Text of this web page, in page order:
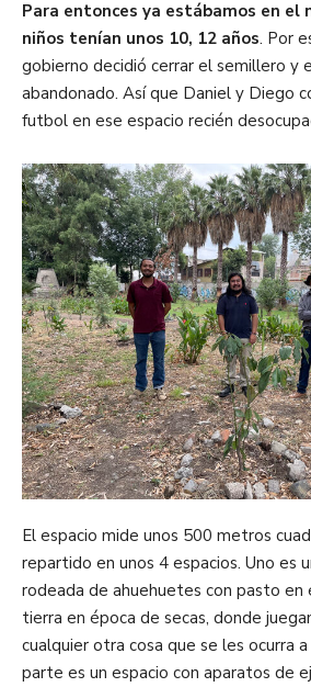
Para entonces ya estábamos en el
niños tenían unos 10, 12 años. Por
gobierno decidió cerrar el semillero y
abandonado. Así que Daniel y Diego
futbol en ese espacio recién
El espacio mide unos 500 metros
repartido en unos 4 espacios. Uno es
rodeada de ahuehuetes con pasto en
tierra en época de secas, donde
cualquier otra cosa que se les ocurra
parte es un espacio con aparatos de